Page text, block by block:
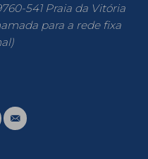
541 Praia da Vitória
para a rede fixa